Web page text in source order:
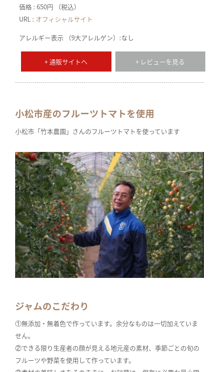
価格 : 650円 （税込）
URL : オフィシャルサイト
アレルギー表示 （9大アレルゲン）:なし
+ 通販サイトへ + レビューを見る
小松市産のフルーツトマトを使用
小松市「竹本農園」さんのフルーツトマトを使っています
ジャムのこだわり
①無添加・無着色で作っています。余分なものは一切加えていま
せん。
②できる限り生産者の顔が見える地元産の素材、季節ごとの旬の
フルーツや野菜を使用して作っています。